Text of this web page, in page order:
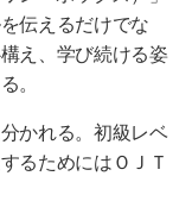
伝えるだけでな
え、学び続ける姿
。
かれる。初級レベ
るためにはＯＪＴ